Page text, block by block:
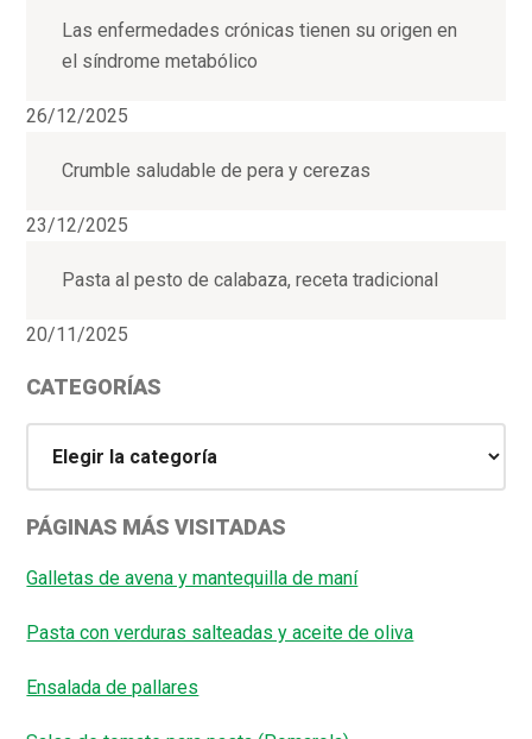
Las enfermedades crónicas tienen su origen en
el síndrome metabólico
26/12/2025
Crumble saludable de pera y cerezas
23/12/2025
Pasta al pesto de calabaza, receta tradicional
20/11/2025
CATEGORÍAS
PÁGINAS MÁS VISITADAS
Galletas de avena y mantequilla de maní
Pasta con verduras salteadas y aceite de oliva
Ensalada de pallares